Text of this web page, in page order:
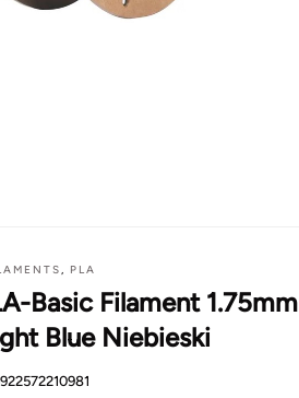
, PLA
Basic Filament 1.75mm
Blue Niebieski